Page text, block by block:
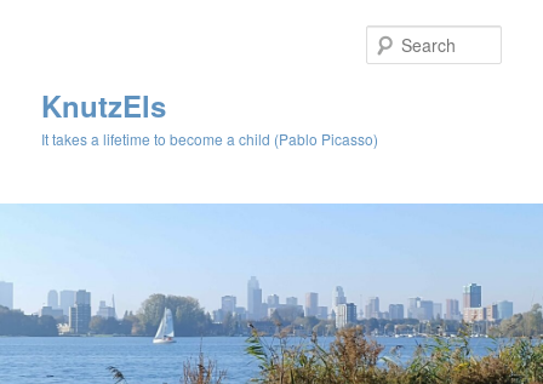
KnutzEls
It takes a lifetime to become a child (Pablo Picasso)